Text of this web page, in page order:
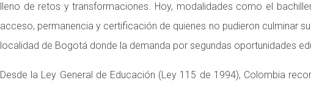
lleno de retos y transformaciones. Hoy, modalidades como el
acceso, permanencia y certificación de quienes no pudieron culminar
localidad de Bogotá donde la demanda por segundas oportunidades
Desde la Ley General de Educación (Ley 115 de 1994), Colombia